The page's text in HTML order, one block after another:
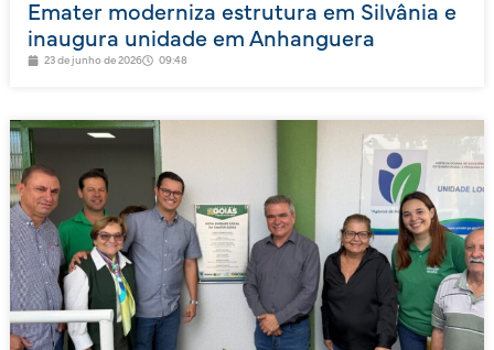
Emater moderniza estrutura em Silvânia e
inaugura unidade em Anhanguera
23 de junho de 2026 09:48